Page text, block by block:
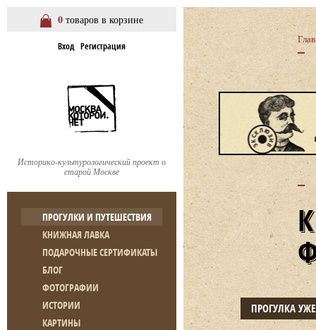
0 товаров в корзине
Вход Регистрация
Историко-культурологический проект о
старой Москве
ПРОГУЛКИ И ПУТЕШЕСТВИЯ
КНИЖНАЯ ЛАВКА
ПОДАРОЧНЫЕ СЕРТИФИКАТЫ
БЛОГ
ФОТОГРАФИИ
ИСТОРИИ
КАРТИНЫ
ПРОГУЛКА